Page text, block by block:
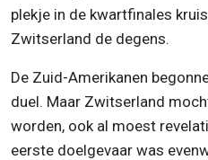
plekje in de kwartfinales
Zwitserland de degens.
De Zuid-Amerikanen
duel. Maar Zwitserland
worden, ook al moest
eerste doelgevaar was